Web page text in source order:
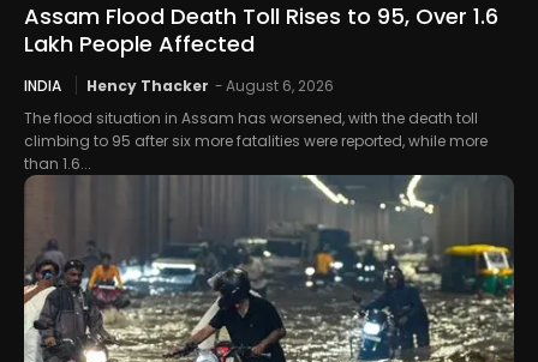
Assam Flood Death Toll Rises to 95, Over 1.6
Lakh People Affected
INDIA Hency Thacker -August 6, 2026
The flood situation in Assam has worsened, with the death toll
climbing to 95 after six more fatalities were reported, while more
than 1.6...